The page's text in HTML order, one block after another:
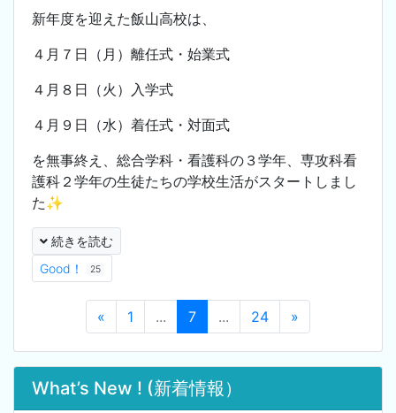
新年度を迎えた飯山高校は、
４月７日（月）離任式・始業式
４月８日（火）入学式
４月９日（水）着任式・対面式
を無事終え、総合学科・看護科の３学年、専攻科看
護科２学年の生徒たちの学校生活がスタートしまし
た✨
続きを読む
Good！
25
« 1 ... 7 ... 24 »
What’s New ! (新着情報）